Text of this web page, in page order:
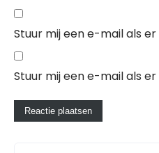
Stuur mij een e-mail als
Stuur mij een e-mail als